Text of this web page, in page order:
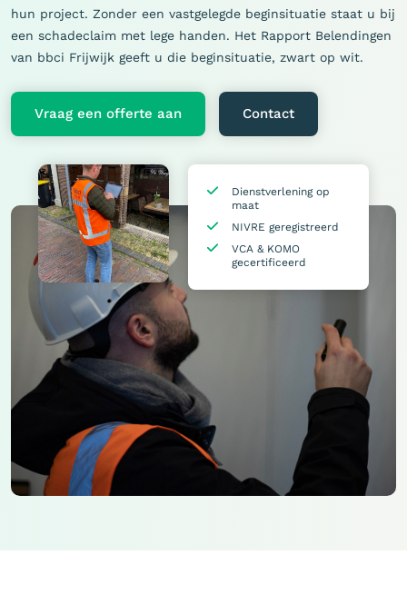
hun project. Zonder een vastgelegde beginsituatie staat u bij
een schadeclaim met lege handen. Het Rapport Belendingen
van bbci Frijwijk geeft u die beginsituatie, zwart op wit.
Vraag een offerte aan Contact
Dienstverlening op
maat
NIVRE geregistreerd
VCA & KOMO
gecertificeerd